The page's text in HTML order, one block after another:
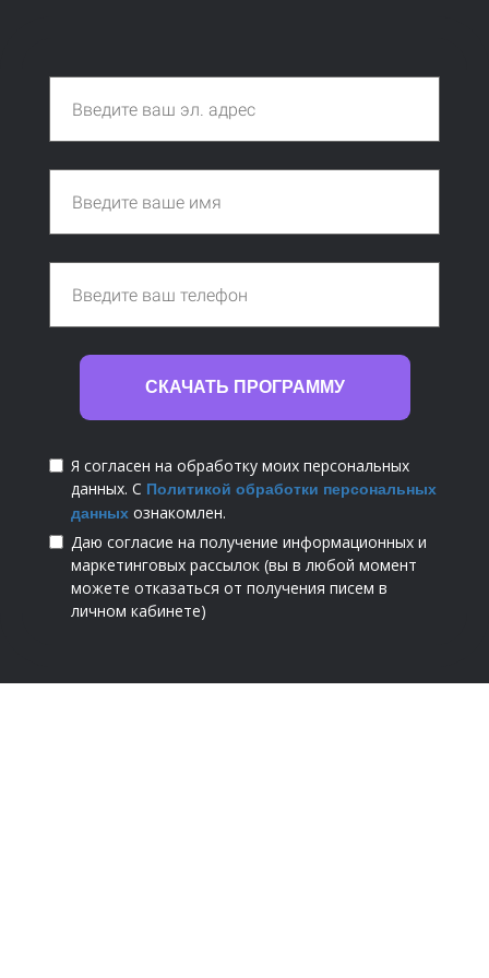
СКАЧАТЬ ПРОГРАММУ
Я согласен на обработку моих персональных
данных. С Политикой обработки персональных
данных ознакомлен.
Даю согласие на получение информационных и
маркетинговых рассылок (вы в любой момент
можете отказаться от получения писем в
личном кабинете)